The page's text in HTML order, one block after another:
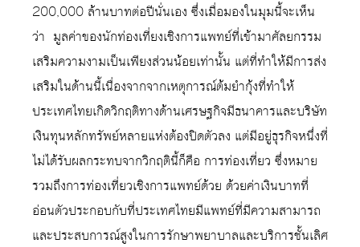
200,000 ล้านบาทต่อปีนั่นเอง ซึ่งเมื่อมองในมุมนี้จะเห็น
ว่า มูลค่าของนักท่องเที่ยงเชิงการแพทย์ที่เข้ามาศัลยกรรม
เสริมความงามเป็นเพียงส่วนน้อยเท่านั้น แต่ที่ทำให้มีการส่ง
เสริมในด้านนี้เนื่องจากจากเหตุการณ์ต้มยำกุ้งที่ทำให้
ประเทศไทยเกิดวิกฤติทางด้านเศรษฐกิจมีธนาคารและบริษัท
เงินทุนหลักทรัพย์หลายแห่งต้องปิดตัวลง แต่มีอยู่ธุรกิจหนึ่งที่
ไม่ได้รับผลกระทบจากวิกฤตินี้ก็คือ การท่องเที่ยว ซึ่งหมาย
รวมถึงการท่องเที่ยวเชิงการแพทย์ด้วย ด้วยค่าเงินบาทที่
อ่อนตัวประกอบกับที่ประเทศไทยมีแพทย์ที่มีความสามารถ
และประสบการณ์สูงในการรักษาพยาบาลและบริการชั้นเลิศ